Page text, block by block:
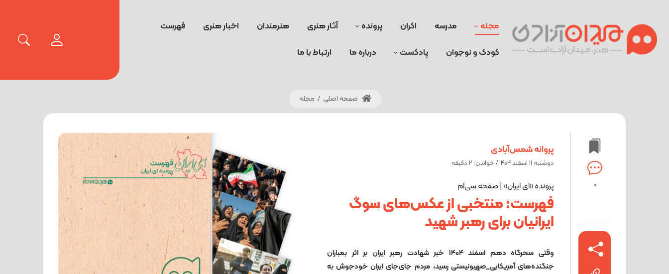
مجله مدرسه اکران پرونده آثار هنری هنرمندان اخبار هنری فهرست
کودک و نوجوان پادکست درباره ما ارتباط با ما
صفحه اصلی / مجله
0
پروانه شمس‌آبادی
دوشنبه 11 اسفند 1404 / خواندن: 2 دقیقه
پرونده «ای ایران» | صفحه سی‌ام
فهرست: منتخبی از عکس‌های سوگ
ایرانیان برای رهبر شهید
وقتی سحرگاه دهم اسفند ۱۴۰۴ خبر شهادت رهبر ایران بر اثر بمباران
جنگنده‌های آمریکایی_صهیونیستی رسید، مردم جای‌جای ایران خودجوش به